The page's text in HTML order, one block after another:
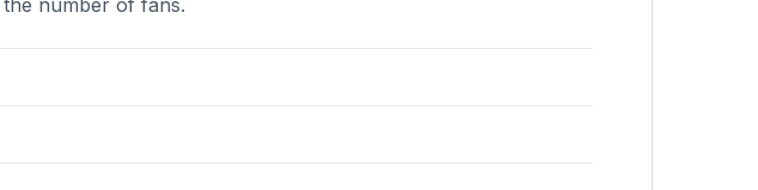
number of fans.